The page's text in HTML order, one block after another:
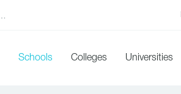
Schools Colleges Universities